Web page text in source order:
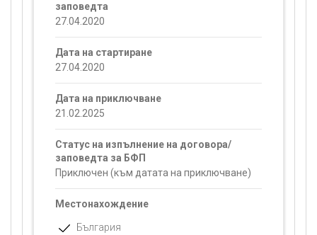
заповедта
27.04.2020
Дата на стартиране
27.04.2020
Дата на приключване
21.02.2025
Статус на изпълнение на договора/
заповедта за БФП
Приключен (към датата на приключване)
Местонахождение
България